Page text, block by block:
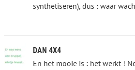
synthetiseren), dus : waar
DAN 4X4
En het mooie is : het werkt !